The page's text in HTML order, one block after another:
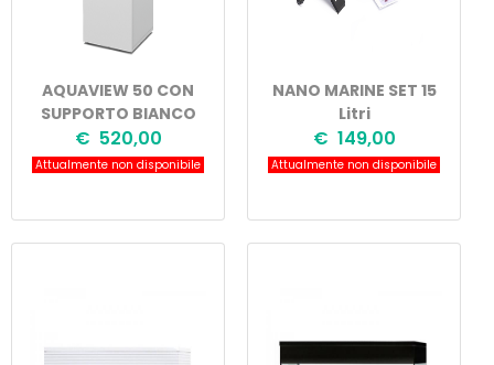
AQUAVIEW 50 CON
SUPPORTO BIANCO
€ 520,00
Attualmente non disponibile
NANO MARINE SET 15
Litri
€ 149,00
Attualmente non disponibile